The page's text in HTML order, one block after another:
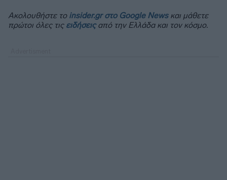
Ακολουθήστε το insider.gr στο Google Newsκαι μάθετε
πρώτοι όλες τις ειδήσειςαπό την Ελλάδα και τον κόσμο.